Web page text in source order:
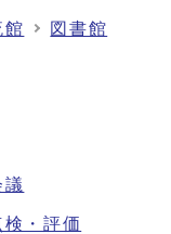
館 図書館
・評価